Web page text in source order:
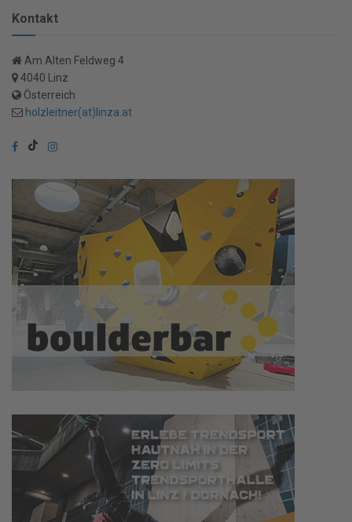
Kontakt
Am Alten Feldweg 4
4040 Linz
Österreich
holzleitner(at)linza.at